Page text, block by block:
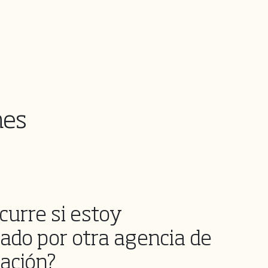
si estoy
por otra agencia de